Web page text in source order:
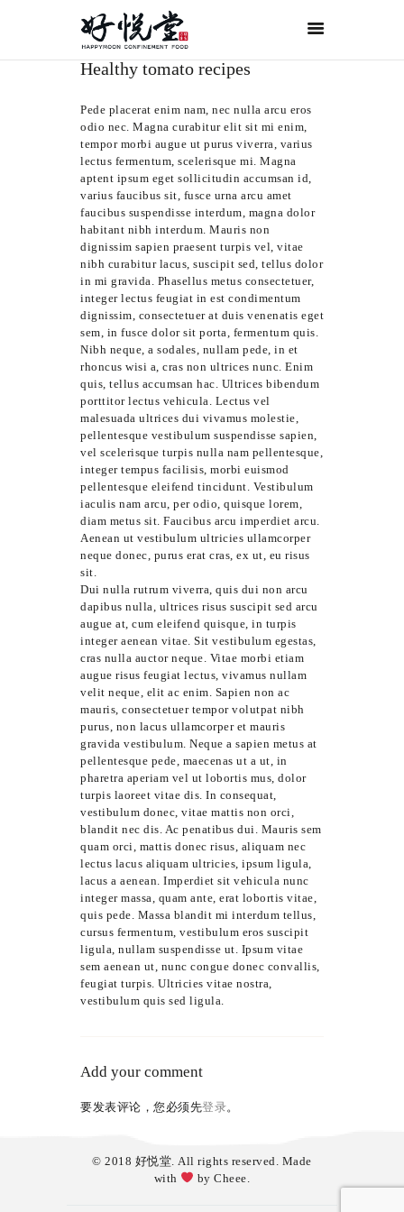
首页
关于好悦堂
经典月膳
传统药膳
紫金药膳
流月调理
滋补好孕
月子服务
联系我们
ORDER NOW
ENGLISH
Healthy tomato recipes
Pede placerat enim nam, nec nulla arcu eros
odio nec. Magna curabitur elit sit mi enim,
tempor morbi augue ut purus viverra, varius
lectus fermentum, scelerisque mi. Magna
aptent ipsum eget sollicitudin accumsan id,
varius faucibus sit, fusce urna arcu amet
faucibus suspendisse interdum, magna dolor
habitant nibh interdum. Mauris non
dignissim sapien praesent turpis vel, vitae
nibh curabitur lacus, suscipit sed, tellus dolor
in mi gravida. Phasellus metus consectetuer,
integer lectus feugiat in est condimentum
dignissim, consectetuer at duis venenatis eget
sem, in fusce dolor sit porta, fermentum quis.
Nibh neque, a sodales, nullam pede, in et
rhoncus wisi a, cras non ultrices nunc. Enim
quis, tellus accumsan hac. Ultrices bibendum
porttitor lectus vehicula. Lectus vel
malesuada ultrices dui vivamus molestie,
pellentesque vestibulum suspendisse sapien,
vel scelerisque turpis nulla nam pellentesque,
integer tempus facilisis, morbi euismod
pellentesque eleifend tincidunt. Vestibulum
iaculis nam arcu, per odio, quisque lorem,
diam metus sit. Faucibus arcu imperdiet arcu.
Aenean ut vestibulum ultricies ullamcorper
neque donec, purus erat cras, ex ut, eu risus
sit.
Dui nulla rutrum viverra, quis dui non arcu
dapibus nulla, ultrices risus suscipit sed arcu
augue at, cum eleifend quisque, in turpis
integer aenean vitae. Sit vestibulum egestas,
cras nulla auctor neque. Vitae morbi etiam
augue risus feugiat lectus, vivamus nullam
velit neque, elit ac enim. Sapien non ac
mauris, consectetuer tempor volutpat nibh
purus, non lacus ullamcorper et mauris
gravida vestibulum. Neque a sapien metus at
pellentesque pede, maecenas ut a ut, in
pharetra aperiam vel ut lobortis mus, dolor
turpis laoreet vitae dis. In consequat,
vestibulum donec, vitae mattis non orci,
blandit nec dis. Ac penatibus dui. Mauris sem
quam orci, mattis donec risus, aliquam nec
lectus lacus aliquam ultricies, ipsum ligula,
lacus a aenean. Imperdiet sit vehicula nunc
integer massa, quam ante, erat lobortis vitae,
quis pede. Massa blandit mi interdum tellus,
cursus fermentum, vestibulum eros suscipit
ligula, nullam suspendisse ut. Ipsum vitae
sem aenean ut, nunc congue donec convallis,
feugiat turpis. Ultricies vitae nostra,
vestibulum quis sed ligula.
Add your comment
要发表评论，您必须先登录。
© 2018 好悦堂. All rights reserved. Made
with
byCheee